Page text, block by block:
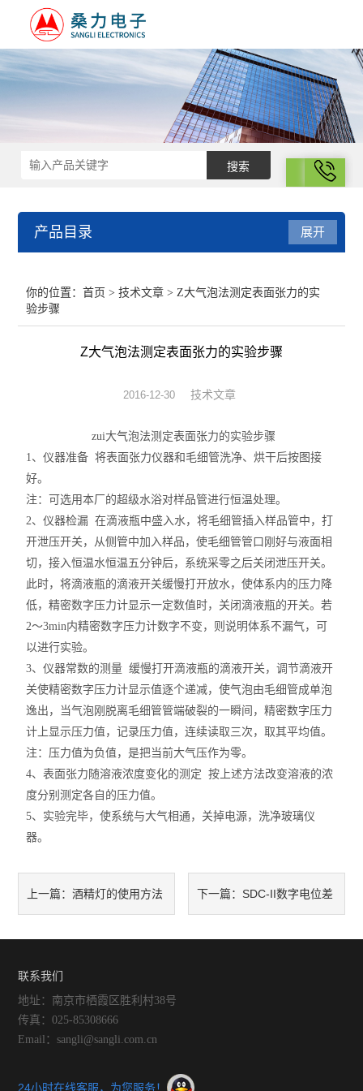
拨号
产品目录
电化学
表面性质与胶体化学部分
仪器仪表
光化学
展开
你的位置：首页 >技术文章 > Z大气泡法测定表面张力的实
验步骤
Z大气泡法测定表面张力的实验步骤
2016-12-30 技术文章
zui大气泡法测定表面张力的实验步骤
1、仪器准备 将表面张力仪器和毛细管洗净、烘干后按图接
好。
注：可选用本厂的超级水浴对样品管进行恒温处理。
2、仪器检漏 在滴液瓶中盛入水，将毛细管插入样品管中，打
开泄压开关，从侧管中加入样品，使毛细管管口刚好与液面相
切，接入恒温水恒温五分钟后，系统采零之后关闭泄压开关。
此时，将滴液瓶的滴液开关缓慢打开放水，使体系内的压力降
低，精密数字压力计显示一定数值时，关闭滴液瓶的开关。若
2～3min内精密数字压力计数字不变，则说明体系不漏气，可
以进行实验。
3、仪器常数的测量 缓慢打开滴液瓶的滴液开关，调节滴液开
关使精密数字压力计显示值逐个递减，使气泡由毛细管成单泡
逸出，当气泡刚脱离毛细管管端破裂的一瞬间，精密数字压力
计上显示压力值，记录压力值，连续读取三次，取其平均值。
注：压力值为负值，是把当前大气压作为零。
4、表面张力随溶液浓度变化的测定 按上述方法改变溶液的浓
度分别测定各自的压力值。
5、实验完毕，使系统与大气相通，关掉电源，洗净玻璃仪
器。
上一篇：酒精灯的使用方法 下一篇： SDC-II数字电位差
联系我们
地址：南京市栖霞区胜利村38号
传真：025-85308666
Email：sangli@sangli.com.cn
24小时在线客服，为您服务！